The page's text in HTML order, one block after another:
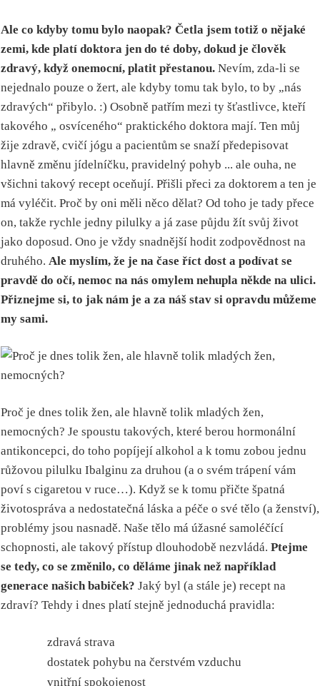
Ale co kdyby tomu bylo naopak? Četla jsem totiž o nějaké
zemi, kde platí doktora jen do té doby, dokud je člověk
zdravý, když onemocní, platit přestanou. Nevím, zda-li se
nejednalo pouze o žert, ale kdyby tomu tak bylo, to by „nás
zdravých“ přibylo. :) Osobně patřím mezi ty šťastlivce, kteří
takového „ osvíceného“ praktického doktora mají. Ten můj
žije zdravě, cvičí jógu a pacientům se snaží předepisovat
hlavně změnu jídelníčku, pravidelný pohyb ... ale ouha, ne
všichni takový recept oceňují. Přišli přeci za doktorem a ten je
má vyléčit. Proč by oni měli něco dělat? Od toho je tady přece
on, takže rychle jedny pilulky a já zase půjdu žít svůj život
jako doposud. Ono je vždy snadnější hodit zodpovědnost na
druhého. Ale myslím, že je na čase říct dost a podívat se
pravdě do očí, nemoc na nás omylem nehupla někde na ulici.
Přiznejme si, to jak nám je a za náš stav si opravdu můžeme
my sami.
Proč je dnes tolik žen, ale hlavně tolik mladých žen,
nemocných? Je spoustu takových, které berou hormonální
antikoncepci, do toho popíjejí alkohol a k tomu zobou jednu
růžovou pilulku Ibalginu za druhou (a o svém trápení vám
poví s cigaretou v ruce…). Když se k tomu přičte špatná
životospráva a nedostatečná láska a péče o své tělo (a ženství),
problémy jsou nasnadě. Naše tělo má úžasné samoléčící
schopnosti, ale takový přístup dlouhodobě nezvládá. Ptejme
se tedy, co se změnilo, co děláme jinak než například
generace našich babiček? Jaký byl (a stále je) recept na
zdraví? Tehdy i dnes platí stejně jednoduchá pravidla:
zdravá strava
dostatek pohybu na čerstvém vzduchu
vnitřní spokojenost